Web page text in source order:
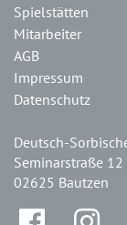
Spielstätten
Mitarbeiter
AGB
Impressum
Datenschutz
Deutsch-
Seminarstraße 12
02625 Bautzen